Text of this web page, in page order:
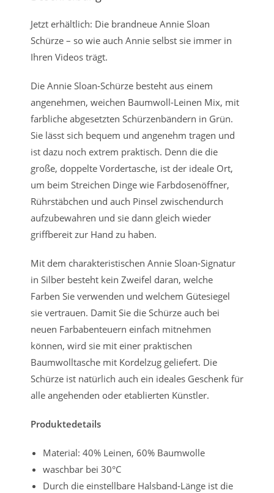
Jetzt erhältlich: Die brandneue Annie Sloan
Schürze – so wie auch Annie selbst sie immer in
Ihren Videos trägt.
Die Annie Sloan-Schürze besteht aus einem
angenehmen, weichen Baumwoll-Leinen Mix, mit
farbliche abgesetzten Schürzenbändern in Grün.
Sie lässt sich bequem und angenehm tragen und
ist dazu noch extrem praktisch. Denn die die
große, doppelte Vordertasche, ist der ideale Ort,
um beim Streichen Dinge wie Farbdosenöffner,
Rührstäbchen und auch Pinsel zwischendurch
aufzubewahren und sie dann gleich wieder
griffbereit zur Hand zu haben.
Mit dem charakteristischen Annie Sloan-Signatur
in Silber besteht kein Zweifel daran, welche
Farben Sie verwenden und welchem ​​Gütesiegel
sie vertrauen. Damit Sie die Schürze auch bei
neuen Farbabenteuern einfach mitnehmen
können, wird sie mit einer praktischen
Baumwolltasche mit Kordelzug geliefert. Die
Schürze ist natürlich auch ein ideales Geschenk für
alle angehenden oder etablierten Künstler.
Produktedetails
Material: 40% Leinen, 60% Baumwolle
waschbar bei 30°C
Durch die einstellbare Halsband-Länge ist die